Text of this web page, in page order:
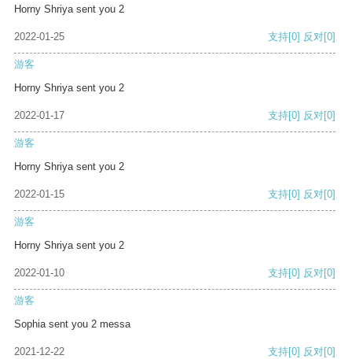
Horny Shriya sent you 2
2022-01-25 支持[0] 反对[0]
游客
Horny Shriya sent you 2
2022-01-17 支持[0] 反对[0]
游客
Horny Shriya sent you 2
2022-01-15 支持[0] 反对[0]
游客
Horny Shriya sent you 2
2022-01-10 支持[0] 反对[0]
游客
Sophia sent you 2 messa
2021-12-22 支持[0] 反对[0]